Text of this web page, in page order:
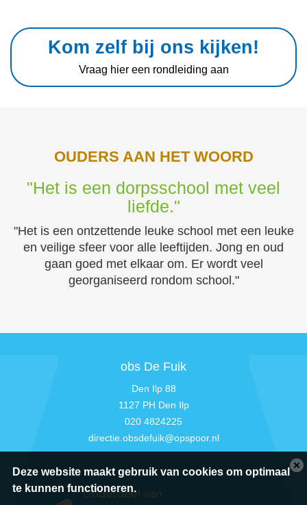
Kom zelf bij ons kijken!
Vraag hier een rondleiding aan
OUDERS AAN HET WOORD
"Het is een dorpsschool met veel
liefde."
"Het is een ontzettende leuke school met een leuke
en veilige sfeer voor alle leeftijden. Jong en oud
gaan goed met elkaar om. Er wordt veel
georganiseerd rondom school."
obs De Fuik
Den Ilp 88
1127 PH Den Ilp
020 4824225
directie.obsdefuik@opspoor.nl
Deze website maakt gebruik van cookies om optimaal
te kunnen functioneren.